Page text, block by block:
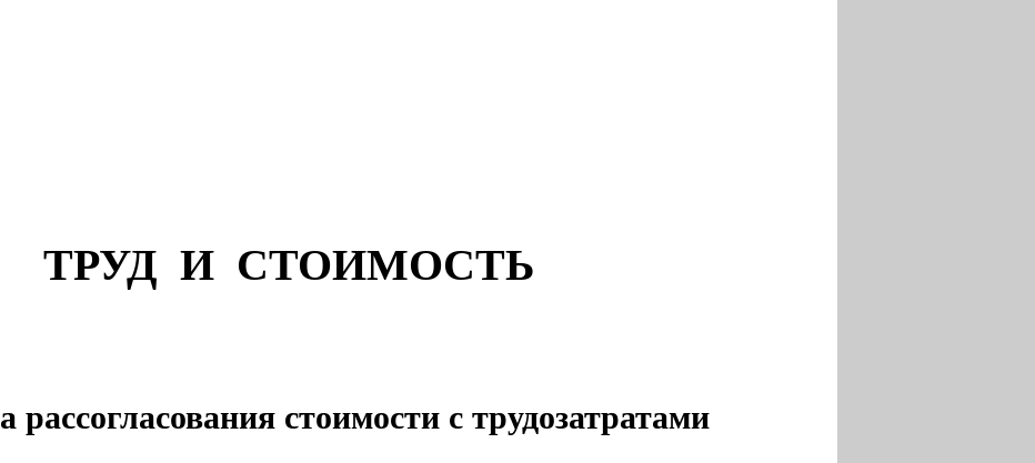
ТРУД И СТОИМОСТЬ
рассогласования стоимости с трудозатратами